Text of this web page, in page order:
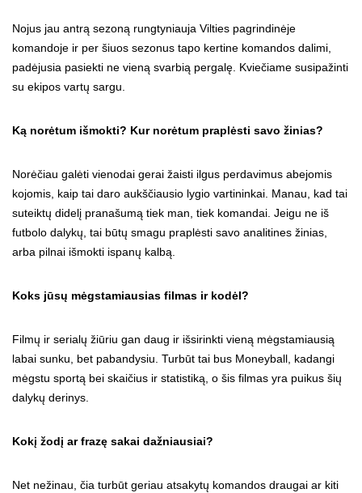
Nojus jau antrą sezoną rungtyniauja Vilties pagrindinėje
komandoje ir per šiuos sezonus tapo kertine komandos dalimi,
padėjusia pasiekti ne vieną svarbią pergalę. Kviečiame susipažinti
su ekipos vartų sargu.
Ką norėtum išmokti? Kur norėtum praplėsti savo žinias?
Norėčiau galėti vienodai gerai žaisti ilgus perdavimus abejomis
kojomis, kaip tai daro aukščiausio lygio vartininkai. Manau, kad tai
suteiktų didelį pranašumą tiek man, tiek komandai. Jeigu ne iš
futbolo dalykų, tai būtų smagu praplėsti savo analitines žinias,
arba pilnai išmokti ispanų kalbą.
Koks jūsų mėgstamiausias filmas ir kodėl?
Filmų ir serialų žiūriu gan daug ir išsirinkti vieną mėgstamiausią
labai sunku, bet pabandysiu. Turbūt tai bus Moneyball, kadangi
mėgstu sportą bei skaičius ir statistiką, o šis filmas yra puikus šių
dalykų derinys.
Kokį žodį ar frazę sakai dažniausiai?
Net nežinau, čia turbūt geriau atsakytų komandos draugai ar kiti